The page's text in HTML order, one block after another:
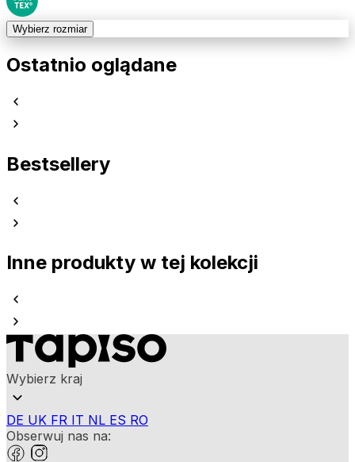
Wybierz rozmiar
Ostatnio oglądane
Bestsellery
Inne produkty w tej kolekcji
Wybierz kraj
DE UK FR IT NL ES RO
Obserwuj nas na: